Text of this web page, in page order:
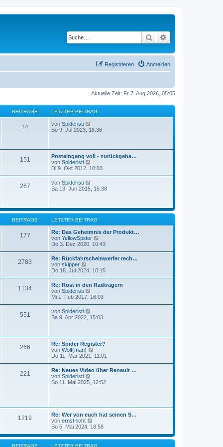
Suche
Anmelden
Registrieren
Aktuelle Zeit: Fr 7. Aug 2026, 05:05
BEITRÄGE LETZTER BEITRAG
14 von Spideristi
e
e
r
B
e
t
g
So 9. Jul 2023, 18:38
151
Posteingang voll - zurückgeha…
von Spideristi
e
t
B
e
i
t
r
a
g
Di 9. Okt 2012, 10:03
267 von Spideristi
t
e
B
e
i
r
a
Sa 13. Jun 2015, 15:38
BEITRÄGE LETZTER BEITRAG
177
Re: Das Geheimnis der Produkt…
von YellowSpider
e
e
s
t
e
r
B
i
t
a
g
Do 3. Dez 2020, 10:43
2783
Re: Rückfahrscheinwerfer rech…
von skipper
e
s
t
e
r
B
e
r
a
g
Do 18. Jul 2024, 10:15
1134
Re: Rost in den Radträgern
von Spideristi
e
s
t
B
e
i
t
r
a
g
Mi 1. Feb 2017, 16:03
551 von Spideristi
e
t
e
r
B
e
i
Sa 9. Apr 2022, 15:03
266
Re: Spider Register?
von Wolf(man)
e
e
s
t
e
i
t
a
g
Do 11. Mär 2021, 11:01
221
Re: Neues Video über Renault …
von Spideristi
e
r
B
e
i
t
So 11. Mai 2025, 12:52
1219
Re: Wer von euch hat seinen S…
von ernst-licht
e
e
s
So 5. Mai 2024, 18:58
BEITRÄGE LETZTER BEITRAG